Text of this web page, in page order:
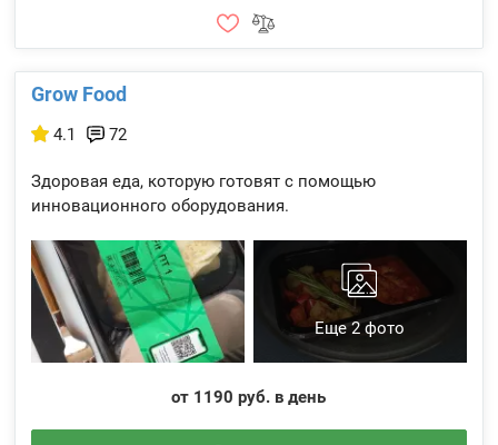
Grow Food
4.1 72
Здоровая еда, которую готовят с помощью
инновационного оборудования.
Еще 2 фото
от 1190 руб. в день